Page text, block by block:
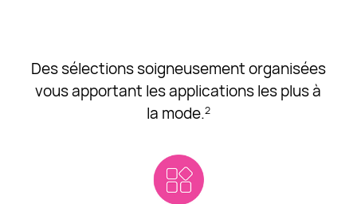
Des sélections soigneusement organisées
vous apportant les applications les plus à
la mode.2